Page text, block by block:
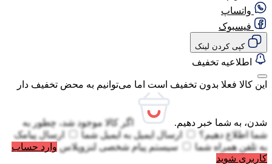
واتساپ
فیسبوک
کپی کردن لینک
اطلاعیه تخفیف
این کالا فعلا بدون تخفیف است اما می‌توانیم به محض تخفیف دار
شدن، به شما خبر دهیم.
اگر کالا موجود شد، چطور به
شما اطلاع دهیم؟
ارسال ایمیل به ایمیل شما
ارسال پیامک
به تلفن همراه شما سیستم پیام شخصی لنزوپلاس وارد حساب
کاربری شوید